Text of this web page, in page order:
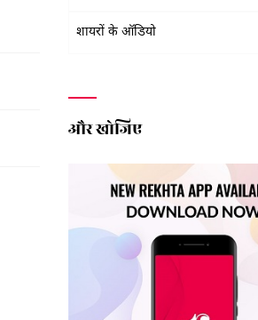
शायरों के ऑडियो
और खोजिए